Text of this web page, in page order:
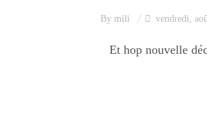
By mili vendredi,
Et hop nouvelle